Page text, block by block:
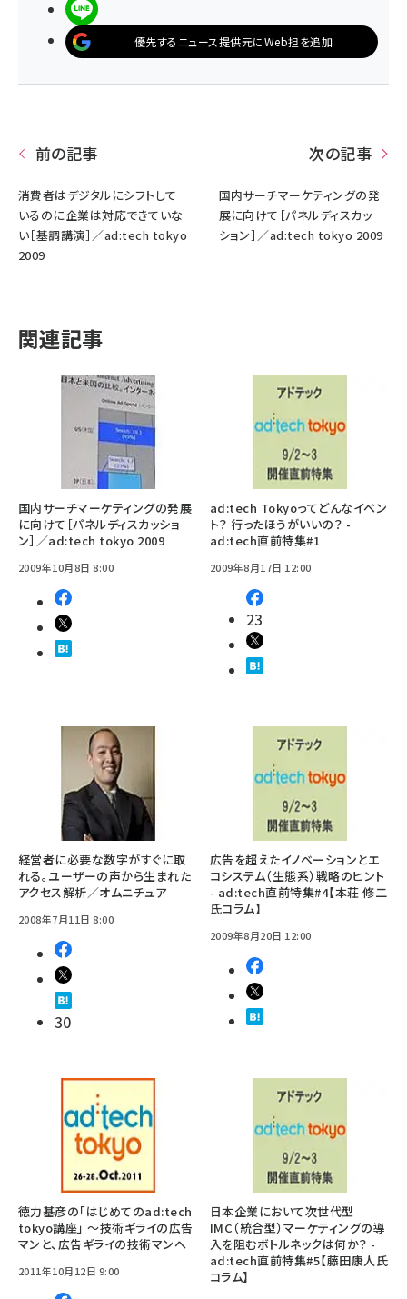
優先するニュース提供元にWeb担を追加
前の記事
消費者はデジタルにシフトして
いるのに企業は対応できていな
い［基調講演］／ad:tech tokyo
2009
次の記事
国内サーチマーケティングの発
展に向けて［パネルディスカッ
ション］／ad:tech tokyo 2009
関連記事
国内サーチマーケティングの発展
に向けて［パネルディスカッショ
ン］／ad:tech tokyo 2009
2009年10月8日 8:00
ad:tech Tokyoってどんなイベン
ト？ 行ったほうがいいの？ -
ad:tech直前特集#1
2009年8月17日 12:00
23
経営者に必要な数字がすぐに取
れる。ユーザーの声から生まれた
アクセス解析／オムニチュア
2008年7月11日 8:00
30
広告を超えたイノベーションとエ
コシステム（生態系）戦略のヒント
- ad:tech直前特集#4【本荘 修二
氏コラム】
2009年8月20日 12:00
徳力基彦の「はじめてのad:tech
tokyo講座」 ～技術ギライの広告
マンと、広告ギライの技術マンへ
2011年10月12日 9:00
日本企業において次世代型
IMC（統合型）マーケティングの導
入を阻むボトルネックは何か？ -
ad:tech直前特集#5【藤田康人氏
コラム】